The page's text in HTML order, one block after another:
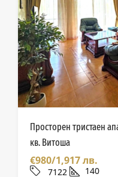
Просторен тристаен
кв. Витоша
€980/1,917 лв.
7122 140